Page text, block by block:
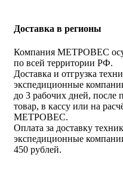
Доставка в регионы
Компания МЕТРОВЕС
по всей территории РФ.
Доставка и отгрузка
экспедиционные
до 3 рабочих дней, после
товар, в кассу или на
МЕТРОВЕС.
Оплата за доставку
экспедиционные
450 рублей.